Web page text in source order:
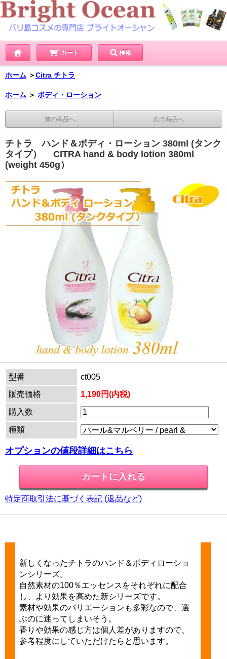
カート 検索
ホーム ＞Citra チトラ
ホーム ＞ ボディ・ローション
前の商品へ 次の商品へ
チトラ ハンド＆ボディ・ローション 380ml (タンク
タイプ） CITRA hand & body lotion 380ml
(weight 450g）
型番
ct005
販売価格
1,190円(内税)
購入数
種類
オプションの値段詳細はこちら
特定商取引法に基づく表記 (返品など)
新しくなったチトラのハンド＆ボディローショ
ンシリーズ。
自然素材の100％エッセンスをそれぞれに配合
し、より効果を高めた新シリーズです。
素材や効果のバリエーションも多彩なので、選
ぶのに迷ってしまいそう。
香りや効果の感じ方は個人差がありますので、
参考程度にしていただけたらと思います。